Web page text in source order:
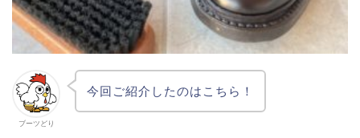
ブーツどり
今回ご紹介したのはこちら！